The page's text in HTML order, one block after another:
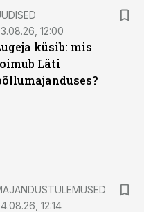
12:00
küsib: mis
Läti
12:14